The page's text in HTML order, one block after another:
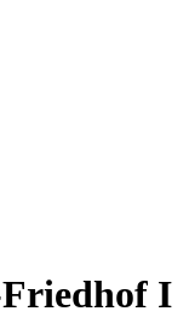
Friedhof I